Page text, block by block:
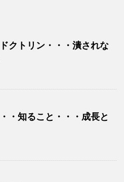
クトリン・・・潰されな
・知ること・・・成長と